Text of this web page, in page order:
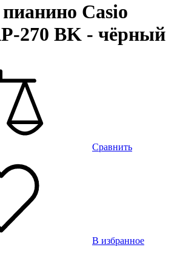
Casio
270 BK - чёрный
Сравнить
В избранное